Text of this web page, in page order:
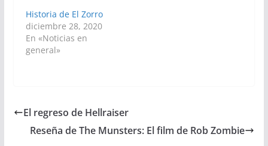
Historia de El Zorro
diciembre 28, 2020
En «Noticias en
general»
El regreso de Hellraiser
Reseña de The Munsters: El film de Rob Zombie